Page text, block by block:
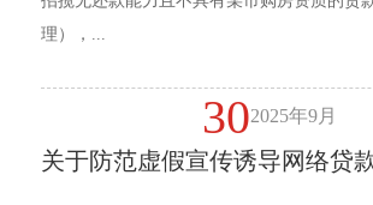
理），...
302025年9月
关于防范虚假宣传诱导网络贷